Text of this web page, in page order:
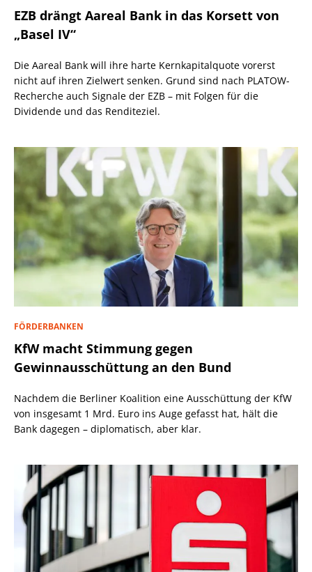
EZB drängt Aareal Bank in das Korsett von
„Basel IV“
Die Aareal Bank will ihre harte Kernkapitalquote vorerst
nicht auf ihren Zielwert senken. Grund sind nach PLATOW-
Recherche auch Signale der EZB – mit Folgen für die
Dividende und das Renditeziel.
FÖRDERBANKEN
KfW macht Stimmung gegen
Gewinnausschüttung an den Bund
Nachdem die Berliner Koalition eine Ausschüttung der KfW
von insgesamt 1 Mrd. Euro ins Auge gefasst hat, hält die
Bank dagegen – diplomatisch, aber klar.